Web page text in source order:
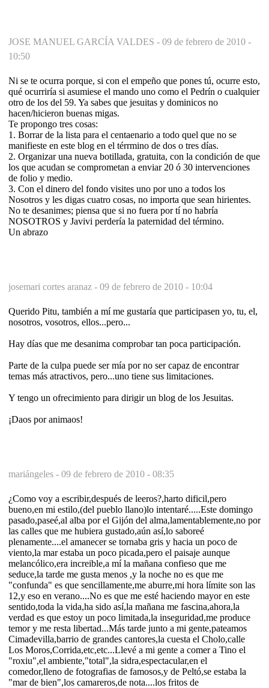
JOSE MANUEL GARCÍA VALDES - 09 de febrero de 2010 -
10:50
Ni se te ocurra porque, si con el empeño que pones tú, ocurre esto,
qué ocurriría si asumiese el mando uno como el Pedrín o cualquier
otro de los del 59. Ya sabes que jesuitas y dominicos no
hacen/hicieron buenas migas.
Te propongo tres cosas:
1. Borrar de la lista para el centaenario a todo quel que no se
manifieste en este blog en el térrmino de dos o tres días.
2. Organizar una nueva botillada, gratuita, con la condición de que
los que acudan se comprometan a enviar 20 ó 30 intervenciones
de folio y medio.
3. Con el dinero del fondo visites uno por uno a todos los
Nosotros y les digas cuatro cosas, no importa que sean hirientes.
No te desanimes; piensa que si no fuera por tí no habría
NOSOTROS y Javivi perdería la paternidad del término.
Un abrazo
josemari cortes aranaz - 09 de febrero de 2010 - 10:04
Querido Pitu, también a mí me gustaría que participasen yo, tu, el,
nosotros, vosotros, ellos...pero...
Hay días que me desanima comprobar tan poca participación.
Parte de la culpa puede ser mía por no ser capaz de encontrar
temas más atractivos, pero...uno tiene sus limitaciones.
Y tengo un ofrecimiento para dirigir un blog de los Jesuitas.
¡Daos por animaos!
mariángeles - 09 de febrero de 2010 - 08:35
¿Como voy a escribir,después de leeros?,harto dificil,pero
bueno,en mi estilo,(del pueblo llano)lo intentaré.....Este domingo
pasado,paseé,al alba por el Gijón del alma,lamentablemente,no por
las calles que me hubiera gustado,aún así,lo saboreé
plenamente....el amanecer se tornaba gris y hacia un poco de
viento,la mar estaba un poco picada,pero el paisaje aunque
melancólico,era increible,a mí la mañana confieso que me
seduce,la tarde me gusta menos ,y la noche no es que me
"confunda" es que sencillamente,me aburre,mi hora límite son las
12,y eso en verano....No es que me esté haciendo mayor en este
sentido,toda la vida,ha sido así,la mañana me fascina,ahora,la
verdad es que estoy un poco limitada,la inseguridad,me produce
temor y me resta libertad...Más tarde junto a mi gente,pateamos
Cimadevilla,barrio de grandes cantores,la cuesta el Cholo,calle
Los Moros,Corrida,etc,etc...Llevé a mi gente a comer a Tino el
"roxiu",el ambiente,"total",la sidra,espectacular,en el
comedor,lleno de fotografias de famosos,y de Peltó,se estaba la
"mar de bien",los camareros,de nota....los fritos de